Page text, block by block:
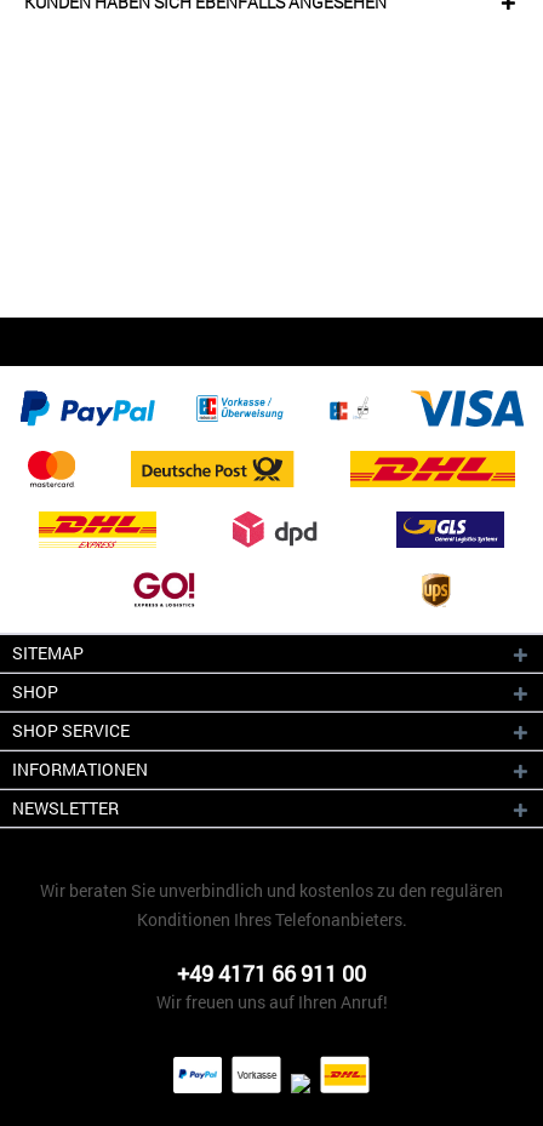
SITEMAP
SHOP
SHOP SERVICE
INFORMATIONEN
NEWSLETTER
Wir beraten Sie unverbindlich und kostenlos zu den regulären
Konditionen Ihres Telefonanbieters.
+49 4171 66 911 00
Wir freuen uns auf Ihren Anruf!